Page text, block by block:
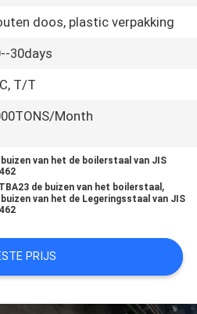
doos, plastic verpakking
30days
T/T
Month
buizen van het de boilerstaal van JIS
de buizen van het boilerstaal ,
buizen van het de Legeringsstaal van JIS
PRIJS